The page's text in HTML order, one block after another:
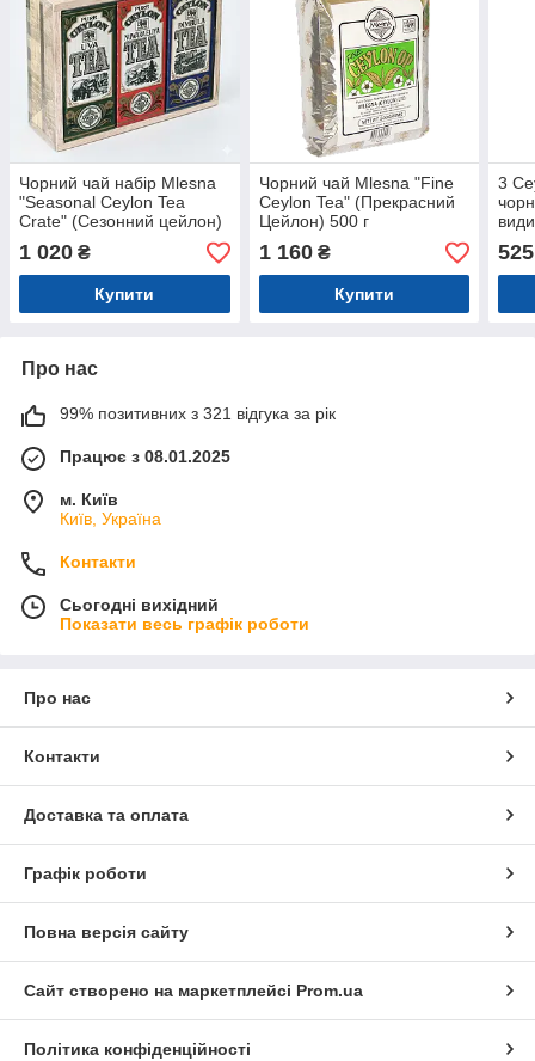
Чорний чай набір Mlesna
"Seasonal Ceylon Tea
Crate" (Сезонний цейлон)
дерев'яна коробка 300 г
1 020 ₴
Купити
Чорний чай Mlesna "Fine
Ceylon Tea" (Прекрасний
Цейлон) 500 г
1 160₴
Купити
3
525
Про нас
99% позитивних з 321 відгука за рік
Працює з 08.01.2025
м. Київ
Київ, Україна
Контакти
Сьогодні вихідний
Показати весь графік роботи
Про нас
Контакти
Доставка та оплата
Графік роботи
Повна версія сайту
Сайт створено на маркетплейсі Prom.ua
Політика конфіденційності